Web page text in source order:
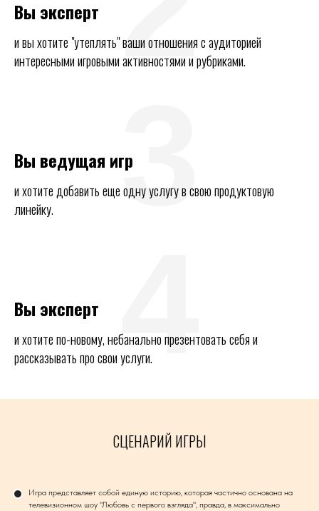
Вы эксперт
и вы хотите "утеплять" ваши отношения с аудиторией
интересными игровыми активностями и рубриками.
Вы ведущая игр
и хотите добавить еще одну услугу в свою продуктовую
линейку.
3
Вы эксперт
и хотите по-новому, небанально презентовать себя и
рассказывать про свои услуги.4
СЦЕНАРИЙ ИГРЫ
Игра представляет собой единую историю, которая частично основана на
телевизионном шоу "Любовь с первого взгляда", правда, в максимально